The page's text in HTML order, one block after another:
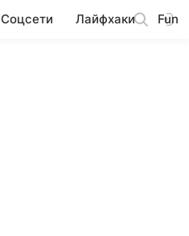
Соцсети Лайфхаки Fun